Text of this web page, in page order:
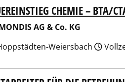
CHEMIE – BTA/
AG & Co. KG
Weiersbach